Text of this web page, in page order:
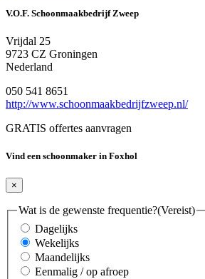
V.O.F. Schoonmaakbedrijf Zweep
Vrijdal 25
9723 CZ Groningen
Nederland
050 541 8651
http://www.schoonmaakbedrijfzweep.nl/
GRATIS offertes aanvragen
Vind een schoonmaker in Foxhol
×
Wat is de gewenste frequentie?(Vereist)
Dagelijks
Wekelijks
Maandelijks
Eenmalig / op afroep